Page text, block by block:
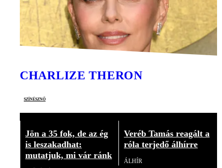
CHARLIZE THERON
színésznő
Jön a 35 fok, de az ég
is leszakadhat:
mutatjuk, mi vár ránk
Veréb Tamás reagált a
róla terjedő álhírre
ÁLHÍR